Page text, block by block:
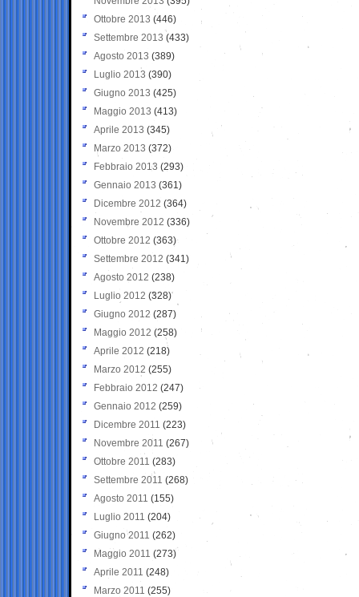
Ottobre 2013 (446)
Settembre 2013 (433)
Agosto 2013 (389)
Luglio 2013 (390)
Giugno 2013 (425)
Maggio 2013 (413)
Aprile 2013 (345)
Marzo 2013 (372)
Febbraio 2013 (293)
Gennaio 2013 (361)
Dicembre 2012 (364)
Novembre 2012 (336)
Ottobre 2012 (363)
Settembre 2012 (341)
Agosto 2012 (238)
Luglio 2012 (328)
Giugno 2012 (287)
Maggio 2012 (258)
Aprile 2012 (218)
Marzo 2012 (255)
Febbraio 2012 (247)
Gennaio 2012 (259)
Dicembre 2011 (223)
Novembre 2011 (267)
Ottobre 2011 (283)
Settembre 2011 (268)
Agosto 2011 (155)
Luglio 2011 (204)
Giugno 2011 (262)
Maggio 2011 (273)
Aprile 2011 (248)
Marzo 2011 (255)